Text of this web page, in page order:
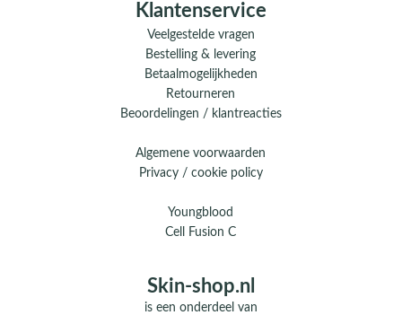
Klantenservice
Veelgestelde vragen
Bestelling & levering
Betaalmogelijkheden
Retourneren
Beoordelingen / klantreacties
Algemene voorwaarden
Privacy / cookie policy
Youngblood
Cell Fusion C
Skin-shop.nl
is een onderdeel van